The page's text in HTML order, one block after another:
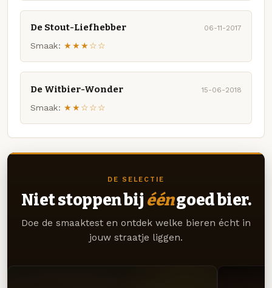
De Stout-Liefhebber 06-11-2017
Smaak: ★★★☆☆
De Witbier-Wonder 15-06-2018
Smaak: ★★☆☆☆
DE SELECTIE
Niet stoppen bij ééngoed bier.
Doe de smaaktest en ontdek welke bieren écht in
jouw straatje liggen.